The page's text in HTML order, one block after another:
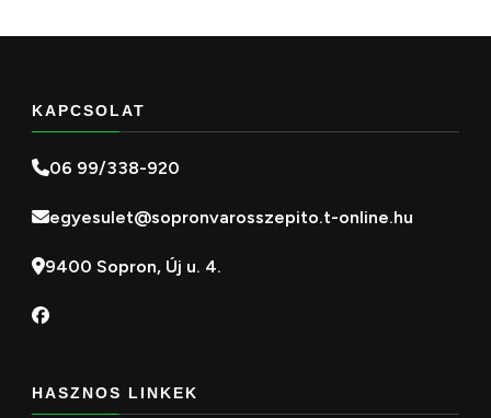
KAPCSOLAT
06 99/338-920
egyesulet@sopronvarosszepito.t-online.hu
9400 Sopron, Új u. 4.
HASZNOS LINKEK